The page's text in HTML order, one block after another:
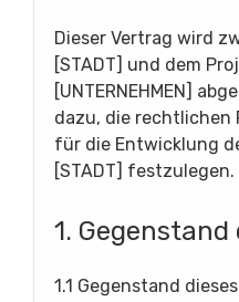
Dieser Vertrag wird
[STADT] und dem
[UNTERNEHMEN]
dazu, die rechtlichen
für die Entwicklung
[STADT] festzulegen.
1.
1.1 Gegenstand